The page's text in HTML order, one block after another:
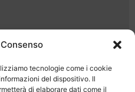
tecnologie come i cookie
del dispositivo. Il
di elaborare dati come il